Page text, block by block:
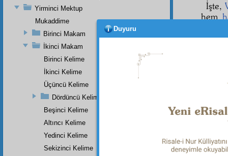
İşte,
hem
âzam
Dipnot-2
Yirminci Mektup
Mukaddime
Birinci Makam
İkinci Makam
Birinci Kelime
İkinci Kelime
Üçüncü Kelime
Dördüncü Kelime
Beşinci Kelime
Altıncı Kelime
Yedinci Kelime
Sekizinci Kelime
Duyuru